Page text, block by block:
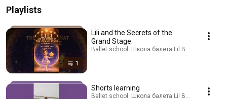
Playlists
1
Lili and the Secrets of the
Grand Stage.
Ballet school. Школа балета Lil Ballerine. ·
Shorts learning
Ballet school. Школа балета Lil Ballerine. ·